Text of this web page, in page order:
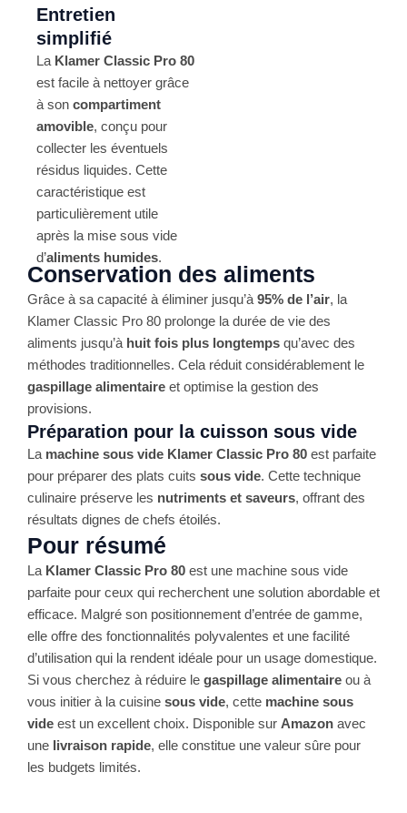
Entretien
simplifié
La Klamer Classic Pro 80
est facile à nettoyer grâce
à son compartiment
amovible, conçu pour
collecter les éventuels
résidus liquides. Cette
caractéristique est
particulièrement utile
après la mise sous vide
d’aliments humides.
Conservation des aliments
Grâce à sa capacité à éliminer jusqu’à 95% de l’air, la
Klamer Classic Pro 80 prolonge la durée de vie des
aliments jusqu’à huit fois plus longtemps qu’avec des
méthodes traditionnelles. Cela réduit considérablement le
gaspillage alimentaire et optimise la gestion des
provisions.
Préparation pour la cuisson sous vide
La machine sous vide Klamer Classic Pro 80 est parfaite
pour préparer des plats cuits sous vide. Cette technique
culinaire préserve les nutriments et saveurs, offrant des
résultats dignes de chefs étoilés.
Pour résumé
La Klamer Classic Pro 80 est une machine sous vide
parfaite pour ceux qui recherchent une solution abordable et
efficace. Malgré son positionnement d’entrée de gamme,
elle offre des fonctionnalités polyvalentes et une facilité
d’utilisation qui la rendent idéale pour un usage domestique.
Si vous cherchez à réduire le gaspillage alimentaire ou à
vous initier à la cuisine sous vide, cette machine sous
vide est un excellent choix. Disponible sur Amazon avec
une livraison rapide, elle constitue une valeur sûre pour
les budgets limités.